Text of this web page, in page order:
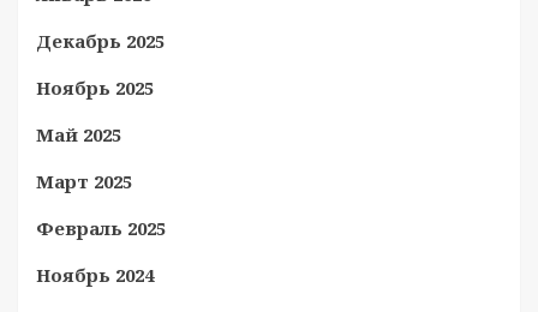
Декабрь 2025
Ноябрь 2025
Май 2025
Март 2025
Февраль 2025
Ноябрь 2024